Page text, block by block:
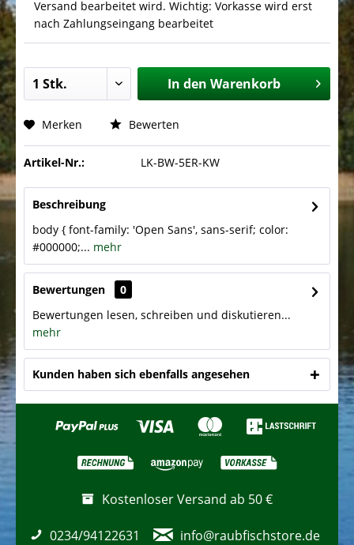
Versand bearbeitet wird. Wichtig: Vorkasse wird erst
nach Zahlungseingang bearbeitet
In den Warenkorb
Merken Bewerten
Artikel-Nr.: LK-BW-5ER-KW
Beschreibung
body { font-family: 'Open Sans', sans-serif; color:
#000000;... mehr
Bewertungen
0
Bewertungen lesen, schreiben und diskutieren...
mehr
Kunden haben sich ebenfalls angesehen
Kostenloser Versand ab 50 €
0234/94122631 info@raubfischstore.de